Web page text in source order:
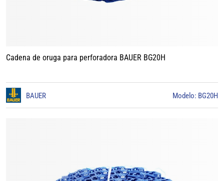
Cadena de oruga para perforadora BAUER BG20H
BAUER Modelo: BG20H